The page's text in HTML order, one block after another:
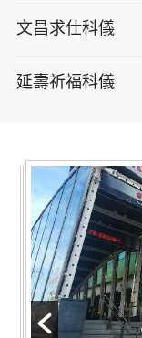
文昌求仕科儀
延壽祈福科儀